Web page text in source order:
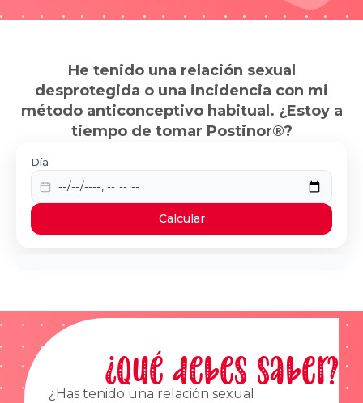
He tenido una relación sexual
desprotegida o una incidencia con mi
método anticonceptivo habitual. ¿Estoy a
tiempo de tomar Postinor®?
Día
Calcular
¿Qué debes saber?
¿Has tenido una relación sexual